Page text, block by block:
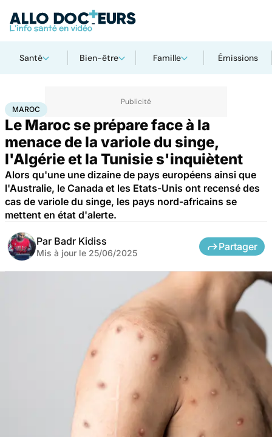
Santé Bien-être Famille Émissions
AccueilSanté Maladies infectieuses
MAROC
Le Maroc se prépare face à la
menace de la variole du singe,
l'Algérie et la Tunisie s'inquiètent
Alors qu'une une dizaine de pays européens ainsi que
l'Australie, le Canada et les Etats-Unis ont recensé des
cas de variole du singe, les pays nord-africains se
mettent en état d'alerte.
Par Badr Kidiss
Mis à jour le 25/06/2025
Partager